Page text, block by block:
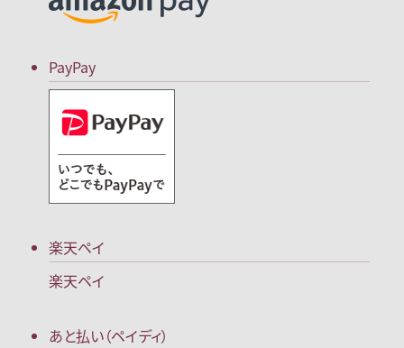
PayPay
楽天ペイ
楽天ペイ
あと払い（ペイディ）